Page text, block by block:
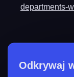
departments-
Odkrywaj